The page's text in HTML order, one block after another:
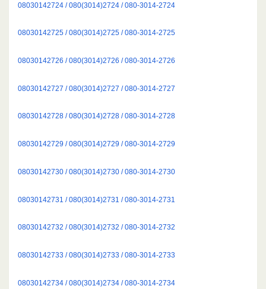
08030142724 / 080(3014)2724 / 080-3014-2724
08030142725 / 080(3014)2725 / 080-3014-2725
08030142726 / 080(3014)2726 / 080-3014-2726
08030142727 / 080(3014)2727 / 080-3014-2727
08030142728 / 080(3014)2728 / 080-3014-2728
08030142729 / 080(3014)2729 / 080-3014-2729
08030142730 / 080(3014)2730 / 080-3014-2730
08030142731 / 080(3014)2731 / 080-3014-2731
08030142732 / 080(3014)2732 / 080-3014-2732
08030142733 / 080(3014)2733 / 080-3014-2733
08030142734 / 080(3014)2734 / 080-3014-2734